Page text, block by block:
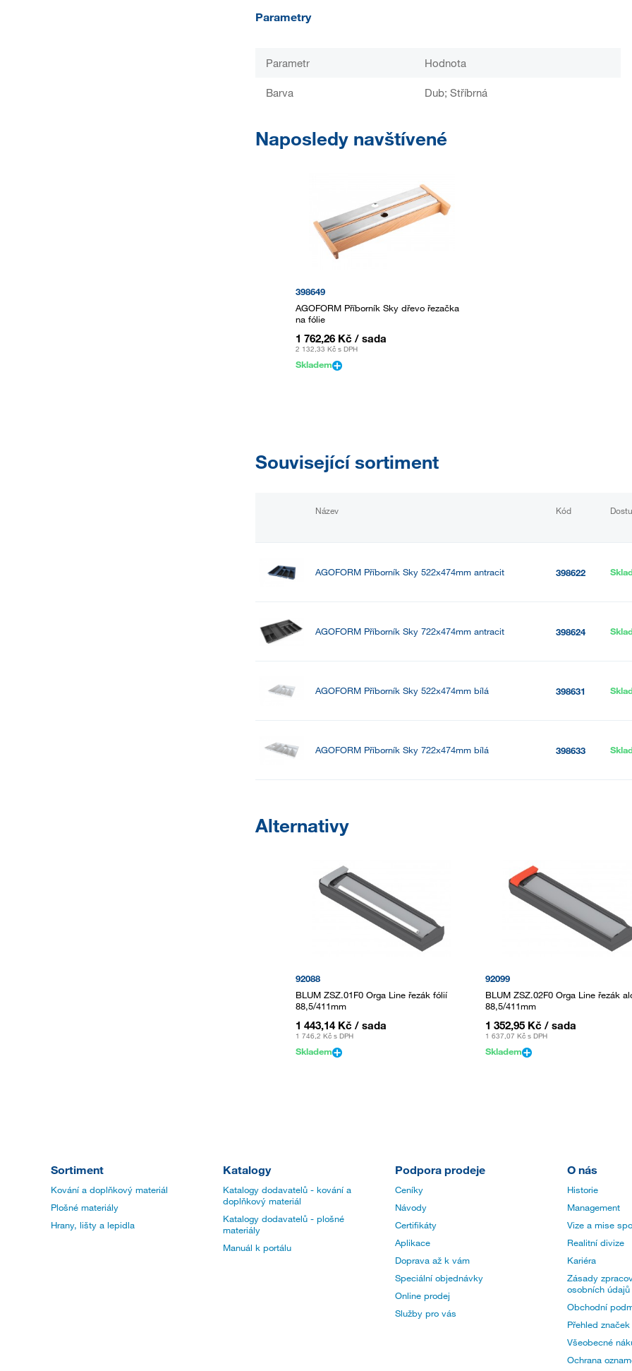
Parametry
Parametr Hodnota
Barva Dub; Stříbrná
Naposledy navštívené
398649
AGOFORM Příborník Sky dřevo řezačka
na fólie
1 762,26 Kč / sada
2 132,33 Kč s DPH
Skladem
Související sortiment
Název Kód
AGOFORM Příborník Sky 522x474mm antracit 398622
AGOFORM Příborník Sky 722x474mm antracit 398624
AGOFORM Příborník Sky 522x474mm bílá 398631
AGOFORM Příborník Sky 722x474mm bílá 398633
Alternativy
92088
BLUM ZSZ.01F0 Orga Line řezák fólií
88,5/411mm
1 443,14 Kč / sada
1 746,2 Kč s DPH
Skladem
92099
BLUM ZSZ.02F0 Orga Line řezák
88,5/411mm
1 352,95 Kč / sada
1 637,07 Kč s DPH
Skladem
Sortiment
Kování a doplňkový materiál
Plošné materiály
Hrany, lišty a lepidla
Katalogy
Katalogy dodavatelů - kování a
doplňkový materiál
Katalogy dodavatelů - plošné
materiály
Manuál k portálu
Podpora prodeje
Ceníky
Návody
Certifikáty
Aplikace
Doprava až k vám
Speciální objednávky
Online prodej
Služby pro vás
O nás
Historie
Management
Vize a mise
Realitní divize
Kariéra
Zásady
osobních údajů
Obchodní
Přehled značek
Všeobecné
Ochrana